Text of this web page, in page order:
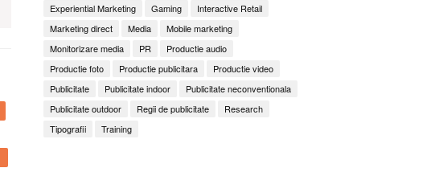
Experiential Marketing
Gaming
Interactive Retail
Marketing direct
Media
Mobile marketing
Monitorizare media
PR
Productie audio
Productie foto
Productie publicitara
Productie video
Publicitate
Publicitate indoor
Publicitate neconventionala
Publicitate outdoor
Regii de publicitate
Research
Tipografii
Training